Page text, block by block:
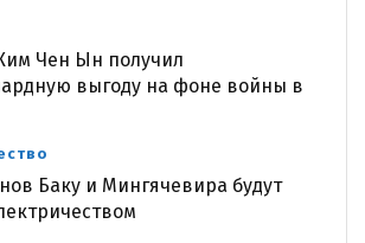
Чен Ын получил
выгоду на фоне войны в
Баку и Мингячевира будут